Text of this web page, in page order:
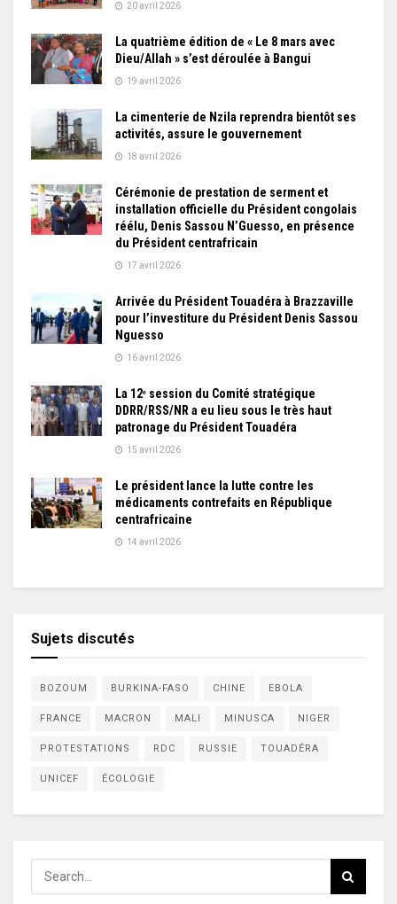
20 avril 2026
La quatrième édition de « Le 8 mars avec
Dieu/Allah » s’est déroulée à Bangui
19 avril 2026
La cimenterie de Nzila reprendra bientôt ses
activités, assure le gouvernement
18 avril 2026
Cérémonie de prestation de serment et
installation officielle du Président congolais
réélu, Denis Sassou N’Guesso, en présence
du Président centrafricain
17 avril 2026
Arrivée du Président Touadéra à Brazzaville
pour l’investiture du Président Denis Sassou
Nguesso
16 avril 2026
La 12ᵉ session du Comité stratégique
DDRR/RSS/NR a eu lieu sous le très haut
patronage du Président Touadéra
15 avril 2026
Le président lance la lutte contre les
médicaments contrefaits en République
centrafricaine
14 avril 2026
Sujets discutés
BOZOUM BURKINA-FASO CHINE EBOLA
FRANCE MACRON MALI MINUSCA NIGER
PROTESTATIONS RDC RUSSIE TOUADÉRA
UNICEF ÉCOLOGIE